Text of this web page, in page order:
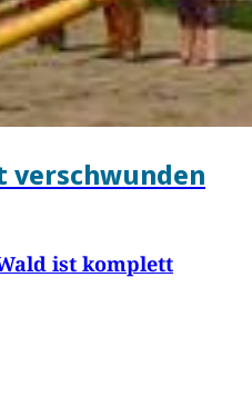
verschwunden
ist komplett